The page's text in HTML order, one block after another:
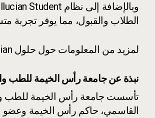
وبالإضافة إلى نظام Ellucian Student، ستقوم الجامعة بتنفيذ نظام
الطلاب والقبول، مما يوفر تجربة
لمزيد من المعلومات حول حلول Ellucian، يرجى زيارة:
نبذة عن جامعة رأس الخيمة للطب
القاسمي، حاكم رأس الخيمة وعضو